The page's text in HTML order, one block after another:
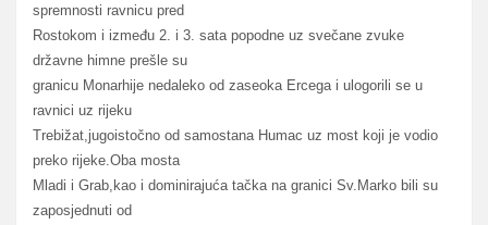
spremnosti ravnicu pred
Rostokom i između 2. i 3. sata popodne uz svečane zvuke
državne himne prešle su
granicu Monarhije nedaleko od zaseoka Ercega i ulogorili se u
ravnici uz rijeku
Trebižat,jugoistočno od samostana Humac uz most koji je vodio
preko rijeke.Oba mosta
Mladi i Grab,kao i dominirajuća tačka na granici Sv.Marko bili su
zaposjednuti od